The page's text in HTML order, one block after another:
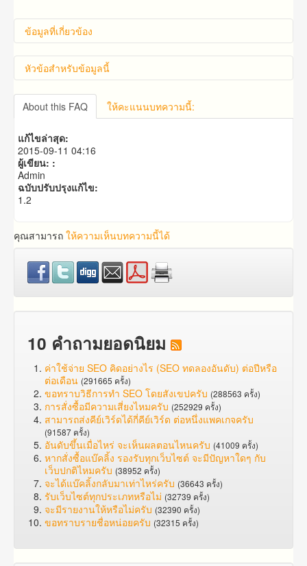
ข้อมูลที่เกี่ยวข้อง
หัวข้อสำหรับข้อมูลนี้
คำถาม​ก่อน​การ​สั่งซื้อ​
คำถาม​เกี่ยว​กับ​แพ็คเก็จ​เสริม
About this FAQ ให้คะแนนบทความนี้:
แก้ไขล่าสุด:
2015-09-11 04:16
ผู้เขียน: :
Admin
ฉบับปรับปรุงแก้ไข:
1.2
คุณสามารถ ให้ความเห็นบทความนี้ได้
10 คำถามยอดนิยม
ค่าใช้จ่าย SEO คิดอย่างไร (SEO ทดลองอันดับ) ต่อปีหรือ
ต่อเดือน (291665 ครั้ง)
ขอทราบวิธีการทำ SEO โดยสังเขปครับ (288563 ครั้ง)
การสั่งซื้อมีความเสี่ยงไหมครับ (252929 ครั้ง)
สามารถส่งคีย์เวิร์ดได้กี่คีย์เวิร์ด ต่อหนึ่งแพคเกจครับ
(91587 ครั้ง)
อันดับขึ้นเมื่อไหร่ จะเห็นผลตอนไหนครับ (41009 ครั้ง)
หากสั่งซื้อแบ๊คลิ้ง รองรับทุกเว็บไซต์ จะมีปัญหาใดๆ กับ
เว็บปกติไหมครับ (38952 ครั้ง)
จะได้แบ๊คลิ้งกลับมาเท่าไหร่ครับ (36643 ครั้ง)
รับเว็บไซต์ทุกประเภทหรือไม่ (32739 ครั้ง)
จะมีรายงานให้หรือไม่ครับ (32390 ครั้ง)
ขอทราบรายชื่อหน่อยครับ (32315 ครั้ง)